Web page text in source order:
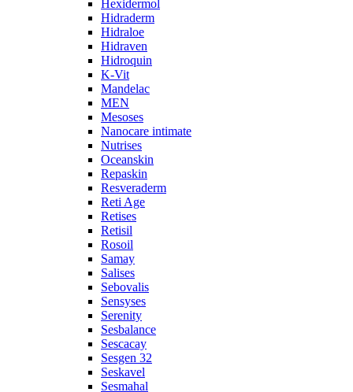
Hexidermol
Hidraderm
Hidraloe
Hidraven
Hidroquin
K-Vit
Mandelac
MEN
Mesoses
Nanocare intimate
Nutrises
Oceanskin
Repaskin
Resveraderm
Reti Age
Retises
Retisil
Rosoil
Samay
Salises
Sebovalis
Sensyses
Serenity
Sesbalance
Sescacay
Sesgen 32
Seskavel
Sesmahal